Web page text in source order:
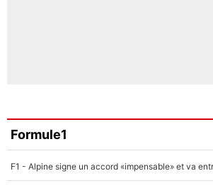
Formule1